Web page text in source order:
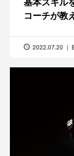
基本スキル
コーチが教
2022.07.20